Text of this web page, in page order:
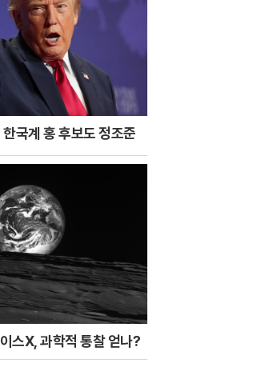
국계 홍 후보도 정조준
스X, 과학적 통찰 얻나?